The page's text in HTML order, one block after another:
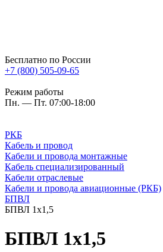
Бесплатно по России
+7 (800) 505-09-65
Режим работы
Пн. — Пт. 07:00-18:00
РКБ
Кабель и провод
Кабели и провода монтажные
Кабель специализированный
Кабели отраслевые
Кабели и провода авиационные (РКБ)
БПВЛ
БПВЛ 1x1,5
БПВЛ 1x1,5